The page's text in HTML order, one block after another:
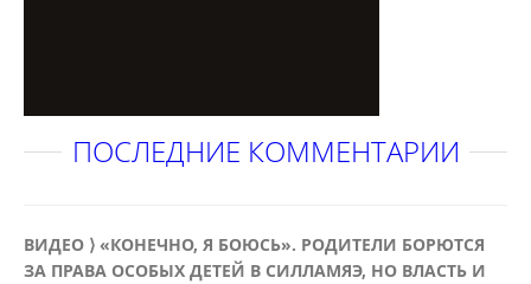
ПОСЛЕДНИЕ КОММЕНТАРИИ
ВИДЕО ⟩ «КОНЕЧНО, Я БОЮСЬ». РОДИТЕЛИ БОРЮТСЯ
ЗА ПРАВА ОСОБЫХ ДЕТЕЙ В СИЛЛАМЯЭ, НО ВЛАСТЬ И